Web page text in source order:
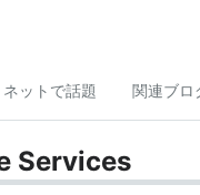
ネットで話題 関連ブロ
Services